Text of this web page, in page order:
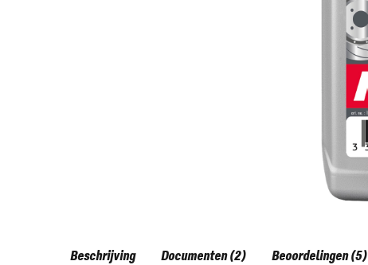
Beschrijving Documenten (2) Beoordelingen (5)